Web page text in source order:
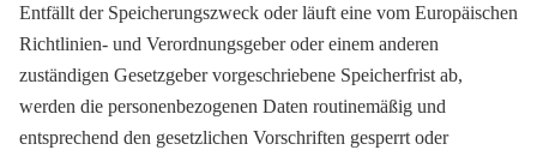
Entfällt der Speicherungszweck oder läuft eine vom Europäischen
Richtlinien- und Verordnungsgeber oder einem anderen
zuständigen Gesetzgeber vorgeschriebene Speicherfrist ab,
werden die personenbezogenen Daten routinemäßig und
entsprechend den gesetzlichen Vorschriften gesperrt oder